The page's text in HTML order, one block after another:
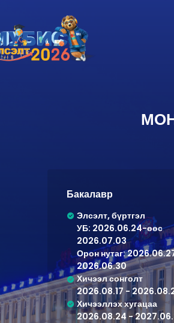
Бакалавр
Элсэлт, бүртгэл
УБ: 2026.06.24-өөс
2026.07.03
Орон нутаг:
2026.06.30
Хичээл сонголт
2026.08.17 -
Хичээллэх хугацаа
2026.08.24 -